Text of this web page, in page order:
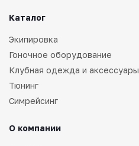
Каталог
Экипировка
Гоночное оборудование
Клубная одежда и аксессуары
Тюнинг
Симрейсинг
О компании